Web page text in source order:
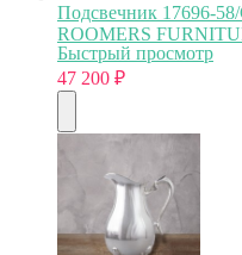
Подсвечник 17696-
ROOMERS
Быстрый просмотр
47 200 ₽